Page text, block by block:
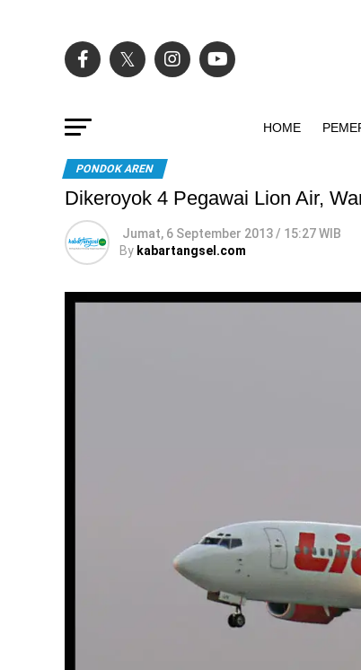
HOME
PONDOK AREN
Dikeroyok 4 Pegawai Lion Air,
Jumat, 6 September 2013 / 15:27 WIB
By kabartangsel.com